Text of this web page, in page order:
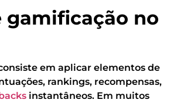
gamificação no
em aplicar elementos de
rankings, recompensas,
instantâneos. Em muitos